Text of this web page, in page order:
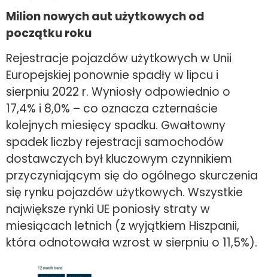
Milion nowych aut użytkowych od
początku roku
Rejestracje pojazdów użytkowych w Unii
Europejskiej ponownie spadły w lipcu i
sierpniu 2022 r. Wyniosły odpowiednio o
17,4% i 8,0% – co oznacza czternaście
kolejnych miesięcy spadku. Gwałtowny
spadek liczby rejestracji samochodów
dostawczych był kluczowym czynnikiem
przyczyniającym się do ogólnego skurczenia
się rynku pojazdów użytkowych. Wszystkie
największe rynki UE poniosły straty w
miesiącach letnich (z wyjątkiem Hiszpanii,
która odnotowała wzrost w sierpniu o 11,5%).